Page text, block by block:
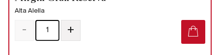
Alta Alella
- +